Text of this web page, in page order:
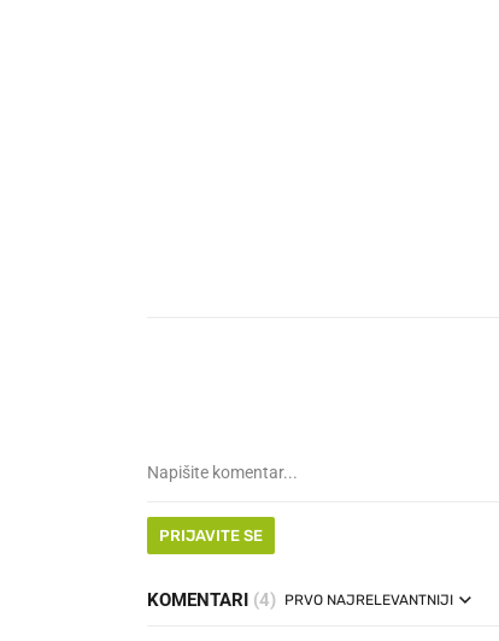
PRIJAVITE SE
KOMENTARI (4) PRVO NAJRELEVANTNIJI